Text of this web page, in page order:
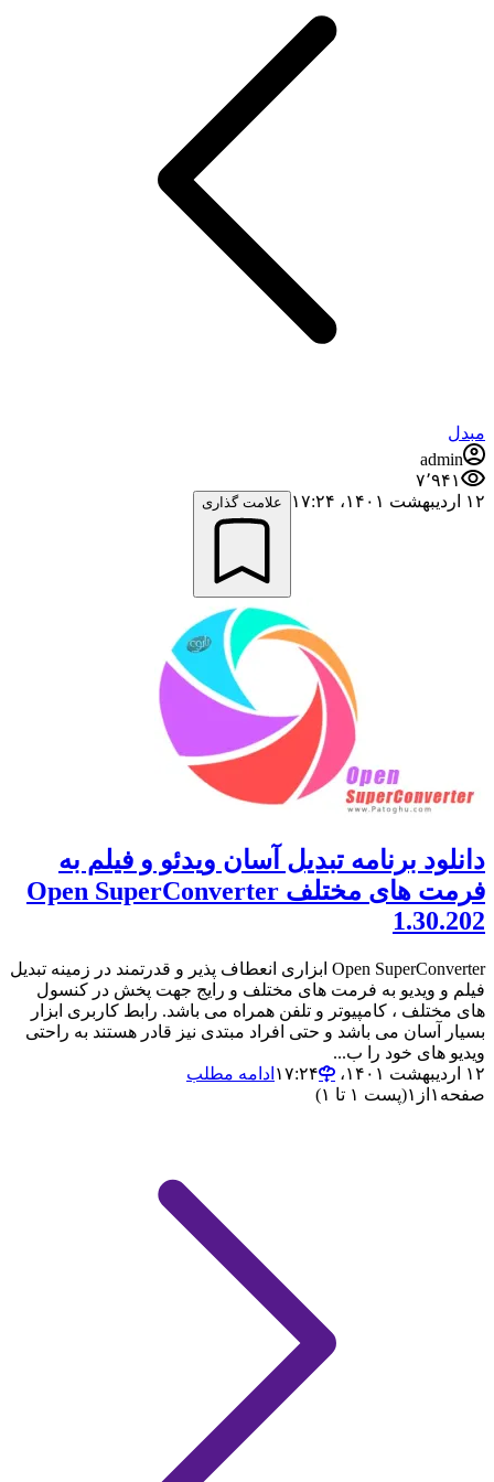
مبدل
admin
۷٬۹۴۱
۱۲ اردیبهشت ۱۴۰۱،‏ ۱۷:۲۴
علامت گذاری
دانلود برنامه تبدیل آسان ویدئو و فیلم به
فرمت های مختلف Open SuperConverter
1.30.202
Open SuperConverter ابزاری انعطاف پذیر و قدرتمند در زمینه تبدیل
فیلم و ویدیو به فرمت های مختلف و رایج جهت پخش در کنسول
های مختلف ، کامپیوتر و تلفن همراه می باشد. رابط کاربری ابزار
بسیار آسان می باشد و حتی افراد مبتدی نیز قادر هستند به راحتی
ویدیو های خود را ب...
۱۲ اردیبهشت ۱۴۰۱،‏ ۱۷:۲۴
ادامه مطلب
صفحه ۱ از ۱(پست ۱ تا ۱)